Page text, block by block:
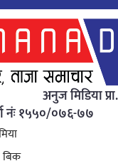
अनुज मिडिया
नंः १५५०/०७६-७७